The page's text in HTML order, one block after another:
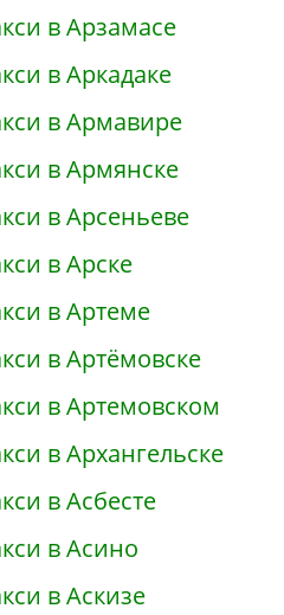
в Арзамасе
в Аркадаке
в Армавире
в Армянске
в Арсеньеве
в Арске
в Артеме
в Артёмовске
в Артемовском
в Архангельске
в Асбесте
в Асино
в Аскизе